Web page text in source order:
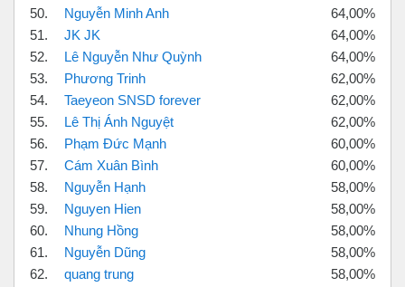
50.
Nguyễn Minh Anh
64,00%
51.
JK JK
64,00%
52.
Lê Nguyễn Như Quỳnh
64,00%
53.
Phương Trinh
62,00%
54.
Taeyeon SNSD forever
62,00%
55.
Lê Thị Ánh Nguyệt
62,00%
56.
Phạm Đức Mạnh
60,00%
57.
Cám Xuân Bình
60,00%
58.
Nguyễn Hạnh
58,00%
59.
Nguyen Hien
58,00%
60.
Nhung Hồng
58,00%
61.
Nguyễn Dũng
58,00%
62.
quang trung
58,00%